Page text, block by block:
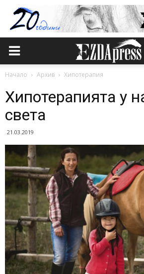
Начало Архив Хипотерапия
Хипотерапията у
света
21.03.2019